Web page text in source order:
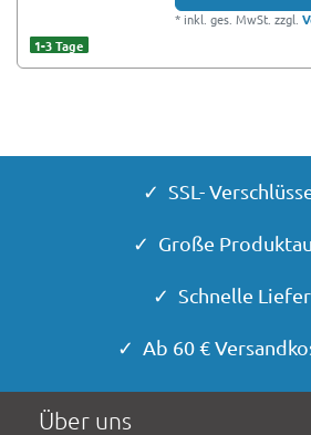
* inkl. ges. MwSt. zzgl.
1-3 Tage
✓ SSL-
✓ Große
✓ Schnelle
✓ Ab 60 €
Über uns